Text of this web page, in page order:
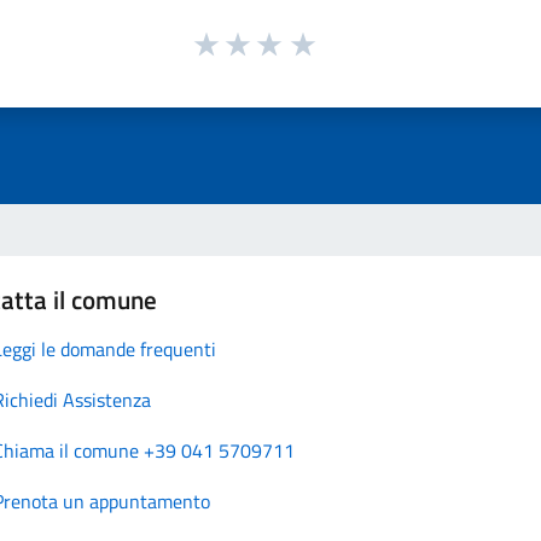
il comune
le domande frequenti
Assistenza
il comune +39 041 5709711
un appuntamento